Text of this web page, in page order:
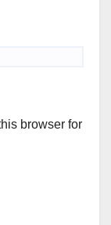
browser for